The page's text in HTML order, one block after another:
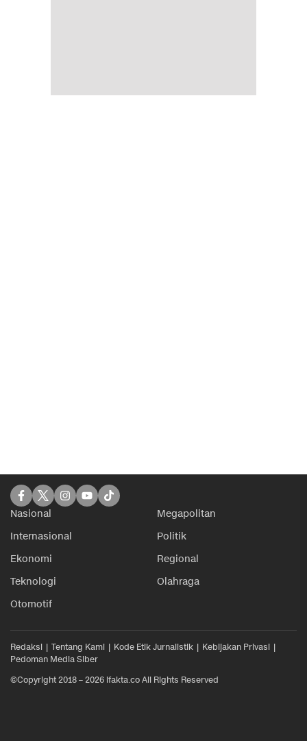
Nasional
Megapolitan
Internasional
Politik
Ekonomi
Regional
Teknologi
Olahraga
Otomotif
Redaksi Tentang Kami Kode Etik Jurnalistik
Kebijakan Privasi
Pedoman Media Siber
©Copyright 2018 – 2026 ifakta.co All Rights Reserved